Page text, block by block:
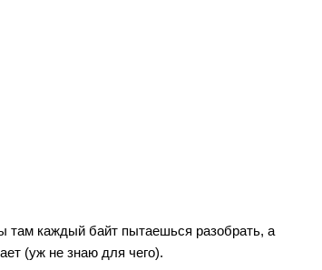
каждый байт пытаешься разобрать, а
(уж не знаю для чего).